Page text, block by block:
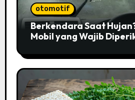
otomotif
Berkendara Saat
Mobil yang Wajib